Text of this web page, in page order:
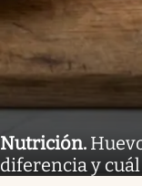
Nutrición.
diferencia y